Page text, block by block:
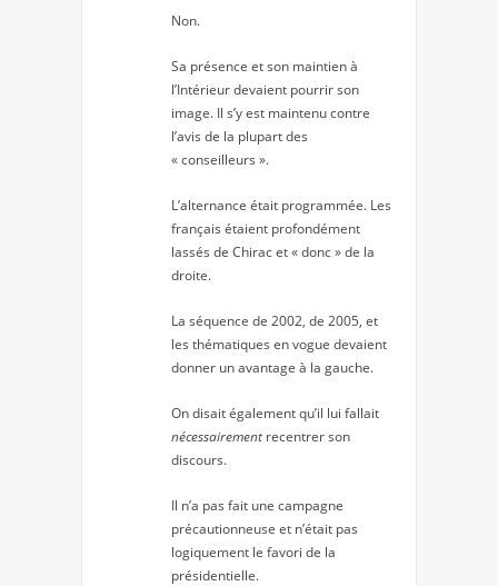
Non.
Sa présence et son maintien à
l’Intérieur devaient pourrir son
image. Il s’y est maintenu contre
l’avis de la plupart des
« conseilleurs ».
L’alternance était programmée. Les
français étaient profondément
lassés de Chirac et « donc » de la
droite.
La séquence de 2002, de 2005, et
les thématiques en vogue devaient
donner un avantage à la gauche.
On disait également qu’il lui fallait
nécessairementrecentrer son
discours.
Il n’a pas fait une campagne
précautionneuse et n’était pas
logiquement le favori de la
présidentielle.